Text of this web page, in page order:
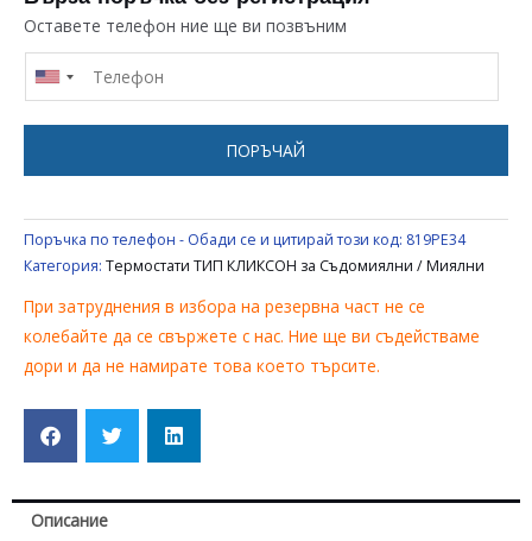
СЪДОМИЯЛНА
90
Оставете телефон ние ще ви позвъним
ПОРЪЧАЙ
Поръчка по телефон - Обади се и цитирай този код: 819PE34
Категория: Термостати ТИП КЛИКСОН за Съдомиялни / Миялни
При затруднения в избора на резервна част не се
колебайте да се свържете с нас. Ние ще ви съдействаме
дори и да не намирате това което търсите.
Описание